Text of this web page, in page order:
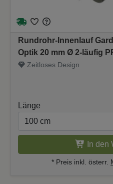
Rundrohr-Innenlauf
Optik 20 mm Ø 2-läufig
Zeitloses Design
Länge
In den
* Preis inkl. österr.